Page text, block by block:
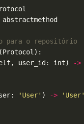
para o repositório
user_id: int) ->
'User' ) -> 'User'